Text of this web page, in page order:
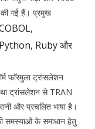
गई हैं। प्रमुख
Python, Ruby और
फाॅरमुला ट्रांसलेशन
ट्रांसलेशन से TRAN
और प्रचलित भाषा है।
समस्याओं के समाधान हेतु